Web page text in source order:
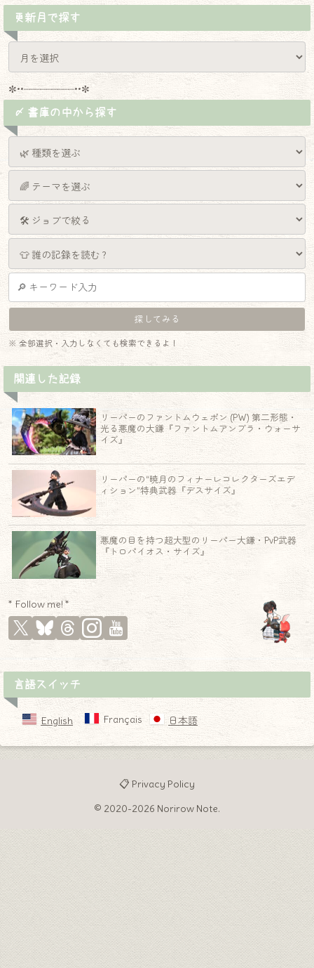
更新月で探す
✼••┈┈┈┈┈┈┈┈┈••✼
〆 書庫の中から探す
※ 全部選択・入力しなくても検索できるよ！
関連した記録
リーパーのファントムウェポン (PW) 第二形態・
光る悪魔の大鎌『ファントムアンブラ・ウォーサ
イズ』
リーパーの“暁月のフィナーレコレクターズエデ
ィション”特典武器『デスサイズ』
悪魔の目を持つ超大型のリーパー大鎌・PvP武器
『トロパイオス・サイズ』
* Follow me! *
言語スイッチ
English Français 日本語
📋 Privacy Policy
© 2020-2026 Norirow Note.